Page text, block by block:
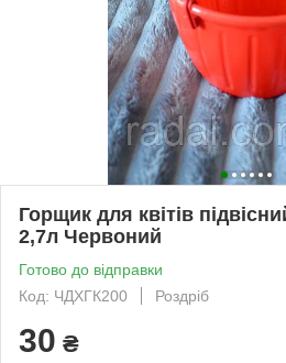
Горщик для квітів
2,7л Червоний
Готово до відправки
Код: ЧДХГК200
Роздріб
30 ₴